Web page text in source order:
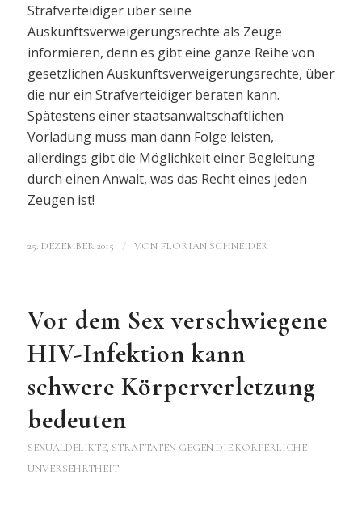
Strafverteidiger über seine
Auskunftsverweigerungsrechte als Zeuge
informieren, denn es gibt eine ganze Reihe von
gesetzlichen Auskunftsverweigerungsrechte, über
die nur ein Strafverteidiger beraten kann.
Spätestens einer staatsanwaltschaftlichen
Vorladung muss man dann Folge leisten,
allerdings gibt die Möglichkeit einer Begleitung
durch einen Anwalt, was das Recht eines jeden
Zeugen ist!
25. DEZEMBER 2015 / VON FLORIAN SCHNEIDER
Vor dem Sex verschwiegene
HIV-Infektion kann
schwere Körperverletzung
bedeuten
SEXUALDELIKTE, STRAFTATEN GEGEN DIE KÖRPERLICHE
UNVERSEHRTHEIT